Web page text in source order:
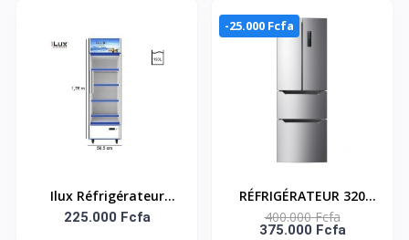
190L - Noir
Ilux Réfrigérateur
Vertical Vitré -
225.000 Fcfa
-25.000 Fcfa
RÉFRIGÉRATEUR 320
LITRES – HNASFS4-36S
400.000 Fcfa
375.000 Fcfa